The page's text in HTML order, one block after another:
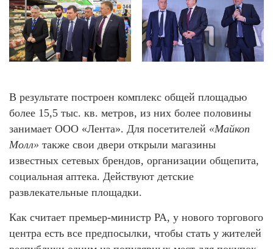
В результате построен комплекс общей площадью
более 15,5 тыс. кв. метров, из них более половины
занимает ООО «Лента». Для посетителей «Майкоп
Молл» также свои двери открыли магазины
известных сетевых брендов, организации общепита,
социальная аптека. Действуют детские
развлекательные площадки.
Как считает премьер-министр РА, у нового торгового
центра есть все предпосылки, чтобы стать у жителей